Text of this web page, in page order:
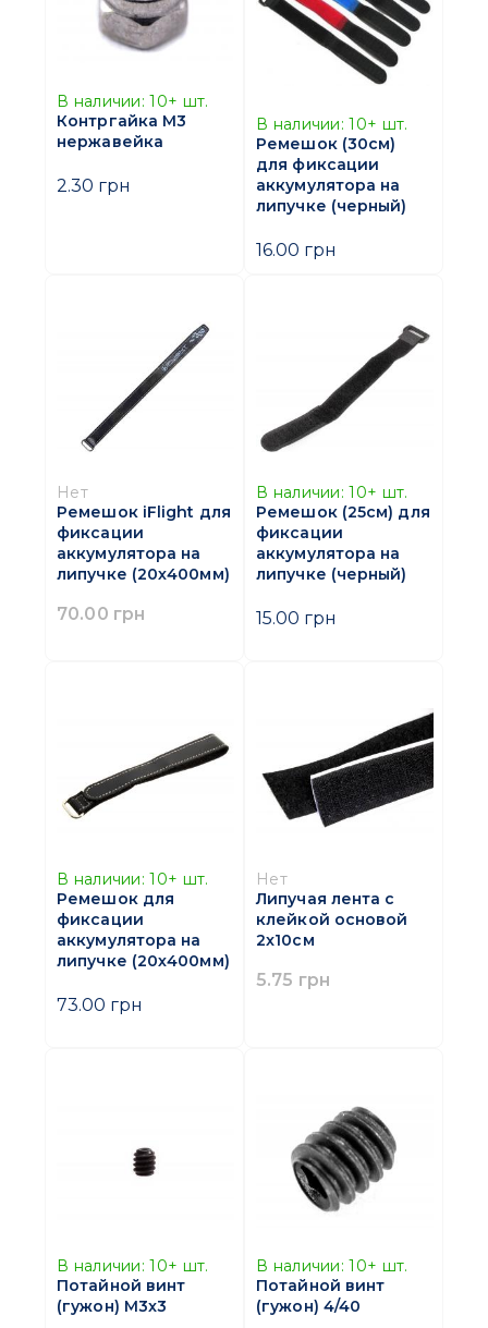
В наличии: 10+ шт.
Контргайка М3
нержавейка
2.30 грн
В наличии: 10+ шт.
Ремешок (30см)
для фиксации
аккумулятора на
липучке (черный)
16.00 грн
Нет
Ремешок iFlight для
фиксации
аккумулятора на
липучке (20х400мм)
70.00 грн
В наличии: 10+ шт.
Ремешок (25см) для
фиксации
аккумулятора на
липучке (черный)
15.00 грн
В наличии: 10+ шт.
Ремешок для
фиксации
аккумулятора на
липучке (20х400мм)
73.00 грн
Нет
Липучая лента с
клейкой основой
2x10см
5.75 грн
В наличии: 10+ шт.
Потайной винт
(гужон) M3x3
В наличии: 10+ шт.
Потайной винт
(гужон) 4/40